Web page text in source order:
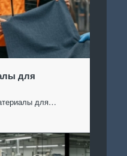
для
для…